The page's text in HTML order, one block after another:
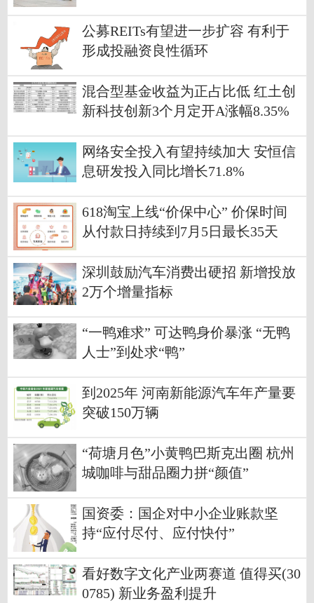
公募REITs有望进一步扩容 有利于
形成投融资良性循环
混合型基金收益为正占比低 红土创
新科技创新3个月定开A涨幅8.35%
网络安全投入有望持续加大 安恒信
息研发投入同比增长71.8%
618淘宝上线“价保中心” 价保时间
从付款日持续到7月5日最长35天
深圳鼓励汽车消费出硬招 新增投放
2万个增量指标
“一鸭难求” 可达鸭身价暴涨 “无鸭
人士”到处求“鸭”
到2025年 河南新能源汽车年产量要
突破150万辆
“荷塘月色”小黄鸭巴斯克出圈 杭州
城咖啡与甜品圈力拼“颜值”
国资委：国企对中小企业账款坚
持“应付尽付、应付快付”
看好数字文化产业两赛道 值得买(30
0785) 新业务盈利提升